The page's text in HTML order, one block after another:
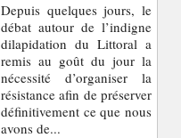
Depuis quelques jours, le
débat autour de l’indigne
dilapidation du Littoral a
remis au goût du jour la
nécessité d’organiser la
résistance afin de préserver
définitivement ce que nous
avons de...